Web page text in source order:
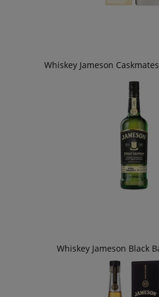
Whiskey Jameson
Whiskey Jameson Black